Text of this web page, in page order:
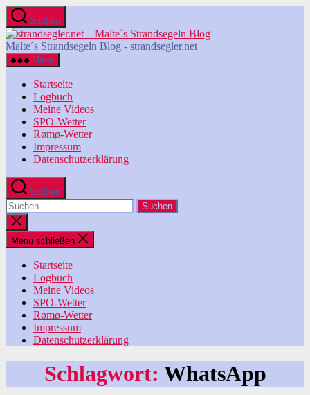
Zum
Inhalt
springen
Suchen
strandsegler.net
Malte´s Strandsegeln Blog - strandsegler.net
Menü
Startseite
Logbuch
Meine Videos
SPO-Wetter
Rømø-Wetter
Impressum
Datenschutzerklärung
Suchen
Suchen
nach:
Suche
schließen
Menü schließen
Startseite
Logbuch
Meine Videos
SPO-Wetter
Rømø-Wetter
Impressum
Datenschutzerklärung
Schlagwort: WhatsApp